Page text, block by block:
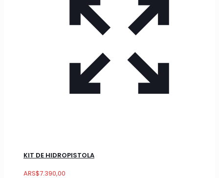
KIT DE HIDROPISTOLA
ARS$7.390,00